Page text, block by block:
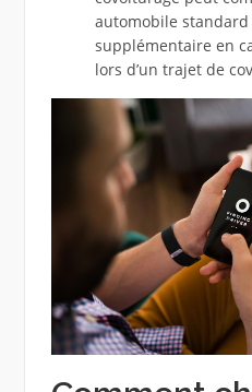
automobile
supplémentaire en
lors d’un trajet de